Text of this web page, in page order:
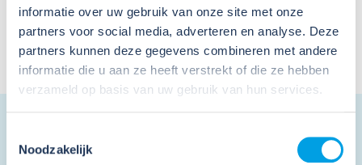
informatie over uw gebruik van onze site met onze
partners voor social media, adverteren en analyse. Deze
partners kunnen deze gegevens combineren met andere
informatie die u aan ze heeft verstrekt of die ze hebben
verzameld op basis van uw gebruik van hun services.
Noodzakelijk
Toon 10 meer artikelen
1-0 van 0resultaten
Schrijf je in en ontvang de